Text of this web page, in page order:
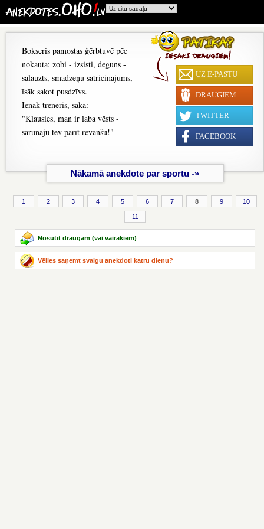
UZ E-PASTU
DRAUGIEM
TWITTER
FACEBOOK
Bokseris pamostas ģērbtuvē pēc
nokauta: zobi - izsisti, deguns -
salauzts, smadzeņu satricinājums,
īsāk sakot pusdzīvs.
Ienāk treneris, saka:
"Klausies, man ir laba vēsts -
sarunāju tev parīt revanšu!"
Nākamā anekdote par sportu -»
1 2 3 4 5 6 7 8 9 10
11
Nosūtīt draugam (vai vairākiem)
Vēlies saņemt svaigu anekdoti katru dienu?